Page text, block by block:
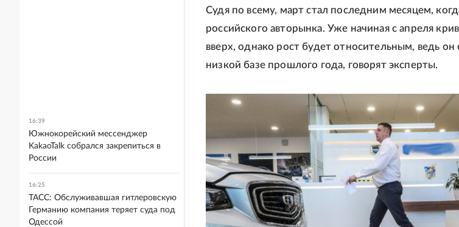
Судя по всему, март стал последним месяцем,
российского авторынка. Уже начиная с апреля
вверх, однако рост будет относительным, ведь он
низкой базе прошлого года, говорят эксперты.
16:39
Южнокорейский мессенджер
KakaoTalk собрался закрепиться в
России
16:25
ТАСС: Обслуживавшая гитлеровскую
Германию компания теряет суда под
Одессой